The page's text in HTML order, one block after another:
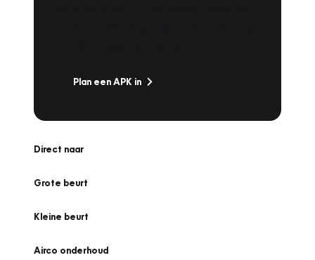
Plan een APK in
Direct naar
Grote beurt
Kleine beurt
Airco onderhoud